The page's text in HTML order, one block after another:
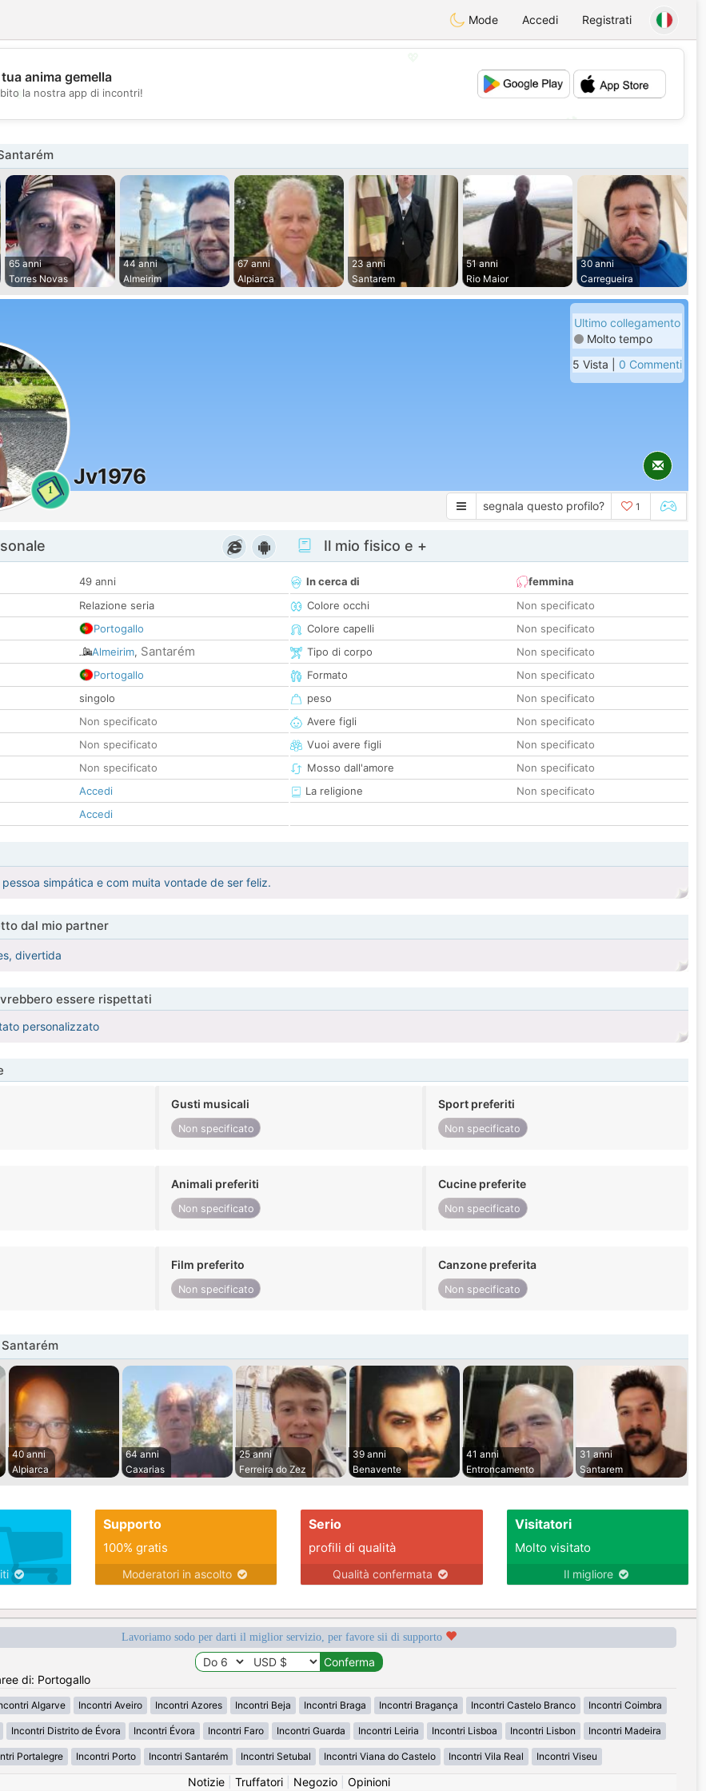
Mode Accedi Registrati
💖
💕
anima gemella
la nostra app di incontri!
65 anni
Torres Novas
44 anni
Almeirim
67 anni
Alpiarca
23 anni
Santarem
51 anni
Rio Maior
30 anni
Carregueira
1
Jv1976
Ultimo collegamento
Molto tempo
5 Vista | 0 Commenti
segnala questo profilo? 1
49 anni
Relazione seria
Portogallo
Almeirim, Santarém
Portogallo
singolo
Non specificato
Non specificato
Non specificato
Accedi
Accedi
Il mio fisico e +
In cerca di
femmina
Colore occhi
Non specificato
Colore capelli
Non specificato
Tipo di corpo
Non specificato
Formato
Non specificato
peso
Non specificato
Avere figli
Non specificato
Vuoi avere figli
Non specificato
Mosso dall'amore
Non specificato
La religione
Non specificato
pessoa simpática e com muita vontade de ser feliz.
dal mio partner
divertida
essere rispettati
personalizzato
Gusti musicali
Non specificato
Sport preferiti
Non specificato
Animali preferiti
Non specificato
Cucine preferite
Non specificato
Film preferito
Non specificato
Canzone preferita
Non specificato
40 anni
Alpiarca
64 anni
Caxarias
25 anni
Ferreira do Zez
39 anni
Benavente
41 anni
Entroncamento
31 anni
Santarem
Supporto
100% gratis
Moderatori in ascolto
Serio
profili di qualità
Qualità confermata
Visitatori
Molto visitato
Il migliore
Lavoriamo sodo per darti il miglior servizio, per favore sii di supporto
di: Portogallo
Algarve Incontri Aveiro Incontri Azores Incontri Beja Incontri Braga Incontri Bragança Incontri Castelo Branco Incontri Coimbra
Incontri Distrito de Évora Incontri Évora Incontri Faro Incontri Guarda Incontri Leiria Incontri Lisboa Incontri Lisbon Incontri Madeira
Portalegre Incontri Porto Incontri Santarém Incontri Setubal Incontri Viana do Castelo Incontri Vila Real Incontri Viseu
Notizie| Truffatori| Negozio| Opinioni